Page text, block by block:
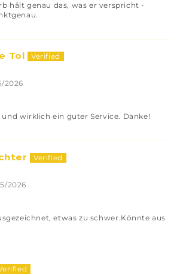
hält genau das, was er verspricht -
Tol
2026
wirklich ein guter Service. Danke!
2026
etwas zu schwer.Könnte aus